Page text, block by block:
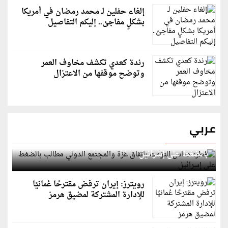
إلغاء حفلين لـ محمد رمضان في أمريكا
بشكلٍ مفاجئ.. إليكم التفاصيل
رندة كعدي تكشف مخاوف العمر
وتوضح موقفها من الاعتزال
عربي
قطر: حماس التزمت باتفاق غزة والمجتمع الدولي مطالب
بالضغط على إسرائيل
رويترز: إيران ترفض مقترحًا عُمانيًا
للإدارة المشتركة لمضيق هرمز